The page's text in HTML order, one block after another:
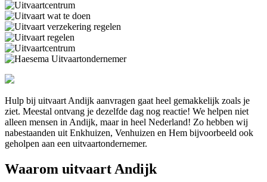
Hulp bij uitvaart Andijk aanvragen gaat heel gemakkelijk zoals je
ziet. Meestal ontvang je dezelfde dag nog reactie! We helpen niet
alleen mensen in Andijk, maar in heel Nederland! Zo hebben wij
nabestaanden uit Enkhuizen, Venhuizen en Hem bijvoorbeeld ook
geholpen aan een uitvaartondernemer.
Waarom uitvaart Andijk